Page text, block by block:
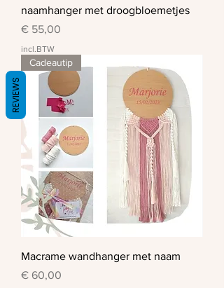
naamhanger met droogbloemetjes
Prijs
€ 55,00
incl.BTW
Cadeautip
Macrame wandhanger met naam
Prijs
€ 60,00
REVIEWS